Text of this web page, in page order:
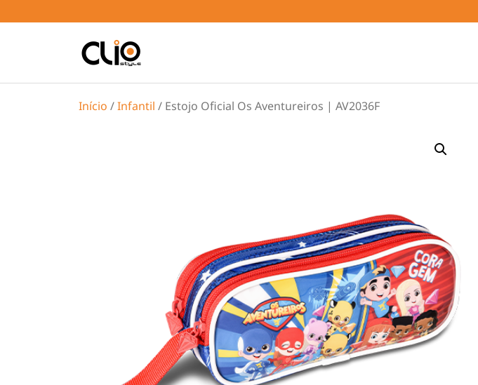
Início /Infantil / Estojo Oficial Os Aventureiros | AV2036F